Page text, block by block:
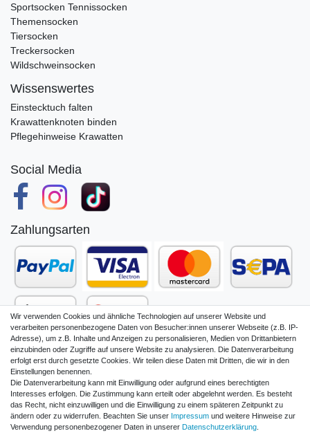
Sportsocken Tennissocken
Themensocken
Tiersocken
Treckersocken
Wildschweinsocken
Wissenswertes
Einstecktuch falten
Krawattenknoten binden
Pflegehinweise Krawatten
Social Media
Zahlungsarten
Impressum Daten­schutz­erklärung
Wir verwenden Cookies und ähnliche Technologien auf unserer Website und
verarbeiten personenbezogene Daten von Besucher:innen unserer Webseite (z.B. IP-
Adresse), um z.B. Inhalte und Anzeigen zu personalisieren, Medien von Drittanbietern
einzubinden oder Zugriffe auf unsere Website zu analysieren. Die Datenverarbeitung
erfolgt erst durch gesetzte Cookies. Wir teilen diese Daten mit Dritten, die wir in den
Einstellungen benennen.
Die Datenverarbeitung kann mit Einwilligung oder aufgrund eines berechtigten
Interesses erfolgen. Die Zustimmung kann erteilt oder abgelehnt werden. Es besteht
das Recht, nicht einzuwilligen und die Einwilligung zu einem späteren Zeitpunkt zu
ändern oder zu widerrufen. Beachten Sie unser Impressum und weitere Hinweise zur
Verwendung personenbezogener Daten in unserer Daten­schutz­erklärung